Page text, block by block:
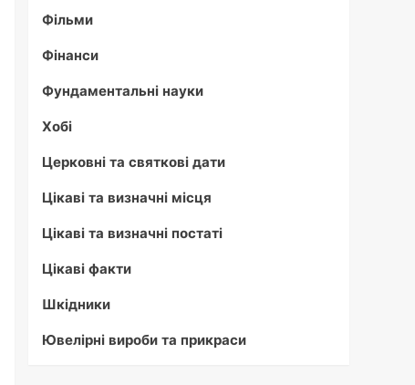
Фільми
Фінанси
Фундаментальні науки
Хобі
Церковні та святкові дати
Цікаві та визначні місця
Цікаві та визначні постаті
Цікаві факти
Шкідники
Ювелірні вироби та прикраси